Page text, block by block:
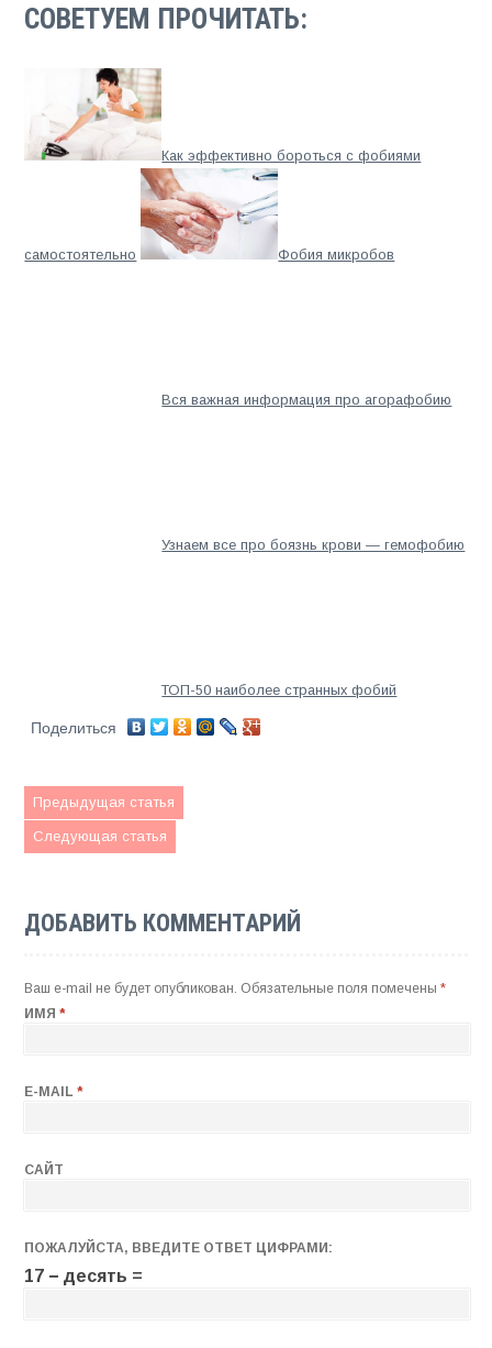
СОВЕТУЕМ ПРОЧИТАТЬ:
Как эффективно бороться с фобиями
самостоятельно Фобия микробов
Вся важная информация про агорафобию
Узнаем все про боязнь крови — гемофобию
ТОП-50 наиболее странных фобий
Поделиться
Предыдущая статья
Следующая статья
ДОБАВИТЬ КОММЕНТАРИЙ
Ваш e-mail не будет опубликован. Обязательные поля помечены*
ИМЯ*
E-MAIL*
САЙТ
ПОЖАЛУЙСТА, ВВЕДИТЕ ОТВЕТ ЦИФРАМИ:
17 − десять =